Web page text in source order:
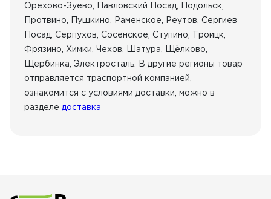
Орехово-Зуево, Павловский Посад, Подольск,
Протвино, Пушкино, Раменское, Реутов, Сергиев
Посад, Серпухов, Сосенское, Ступино, Троицк,
Фрязино, Химки, Чехов, Шатура, Щёлково,
Щербинка, Электросталь. В другие регионы товар
отправляется траспортной компанией,
ознакомится с условиями доставки, можно в
разделе доставка